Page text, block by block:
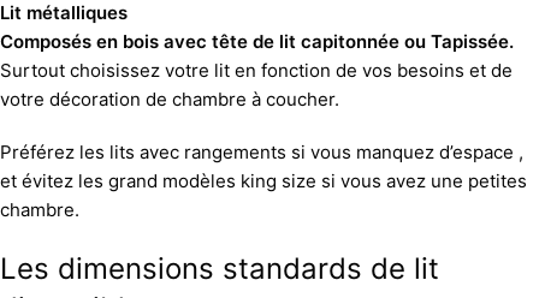
Lit métalliques
Composés en bois avec tête de lit capitonnée ou Tapissée.
Surtout choisissez votre lit en fonction de vos besoins et de
votre décoration de chambre à coucher.
Préférez les lits avec rangements si vous manquez d’espace ,
et évitez les grand modèles king size si vous avez une petites
chambre.
Les dimensions standards de lit